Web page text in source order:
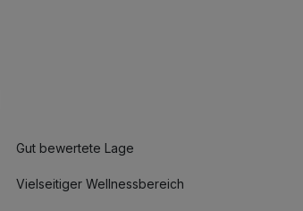
Gut bewertete Lage
Vielseitiger Wellnessbereich